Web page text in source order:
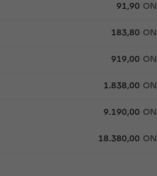
91,90
183,80
919,00
1.838,00
9.190,00
18.380,00